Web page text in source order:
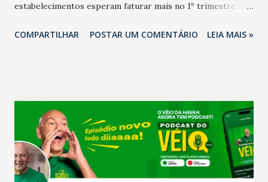
estabelecimentos esperam faturar mais no 1º trimestre de
relação ao último trimestre deste ano, 56% também
confraternizações de fim de ano e pelo pagamento do 13º
Salário para um número maior de trabalhadores, já que o
país tem a menor taxa de desemprego dos anos recentes.
Ainda segundo a Pesquisa, em novembro de 2025, 40% dos
bares e restaurantes operaram com lucro e outros 40%
COMPARTILHAR POSTAR UM COMENTÁRIO LEIA MAIS »